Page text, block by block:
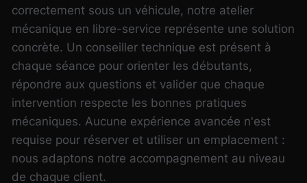
correctement sous un véhicule, notre atelier
mécanique en libre-service représente une solution
concrète. Un conseiller technique est présent à
chaque séance pour orienter les débutants,
répondre aux questions et valider que chaque
intervention respecte les bonnes pratiques
mécaniques. Aucune expérience avancée n'est
requise pour réserver et utiliser un emplacement :
nous adaptons notre accompagnement au niveau
de chaque client.